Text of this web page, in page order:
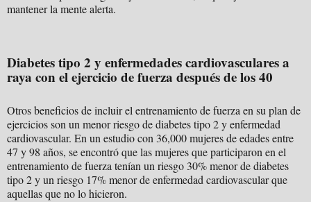
mantener la mente alerta.
Diabetes tipo 2 y enfermedades cardiovasculares a
raya con el ejercicio de fuerza después de los 40
Otros beneficios de incluir el entrenamiento de fuerza en su plan de
ejercicios son un menor riesgo de diabetes tipo 2 y enfermedad
cardiovascular. En un estudio con 36,000 mujeres de edades entre
47 y 98 años, se encontró que las mujeres que participaron en el
entrenamiento de fuerza tenían un riesgo 30% menor de diabetes
tipo 2 y un riesgo 17% menor de enfermedad cardiovascular que
aquellas que no lo hicieron.